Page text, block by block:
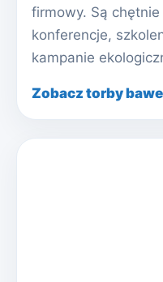
firmowy. Są
konferencje,
kampanie
Zobacz torby